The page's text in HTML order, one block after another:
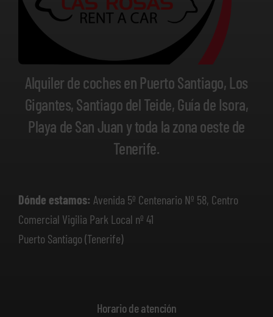
Alquiler de coches en Puerto Santiago, Los
Gigantes, Santiago del Teide, Guía de Isora,
Playa de San Juan y toda la zona oeste de
Tenerife.
Dónde estamos: Avenida 5º Centenario Nº 58, Centro
Comercial Vigilia Park Local nº 41
Puerto Santiago (Tenerife)
Horario de atención